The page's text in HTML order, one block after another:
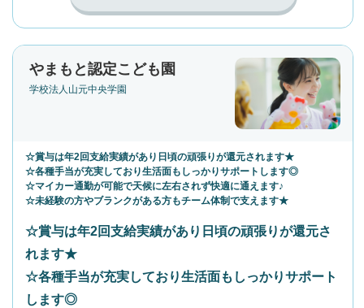
やまもと認定こども園
学校法人山元中央学園
☆賞与は年2回支給実績があり日頃の頑張りが還元されます★
☆各種手当が充実しており生活面もしっかりサポートします◎
☆マイカー通勤が可能で天候に左右されず快適に通えます♪
☆未経験の方やブランクがある方もチーム体制で支えます★
☆賞与は年2回支給実績があり日頃の頑張りが還元さ
れます★
☆各種手当が充実しており生活面もしっかりサポート
します◎